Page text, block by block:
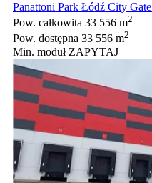
Panattoni Park Łódź City Gate
Pow. całkowita 33 556 m2
Pow. dostępna 33 556 m2
Min. moduł ZAPYTAJ